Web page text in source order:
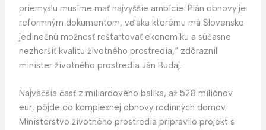
priemyslu musíme mať najvyššie ambície. Plán obnovy je
reformným dokumentom, vďaka ktorému má Slovensko
jedinečnú možnosť reštartovať ekonomiku a súčasne
nezhoršiť kvalitu životného prostredia,“ zdôraznil
minister životného prostredia Ján Budaj.
Najväčšia časť z miliardového balíka, až 528 miliónov
eur, pôjde do komplexnej obnovy rodinných domov.
Ministerstvo životného prostredia pripravilo projekt s